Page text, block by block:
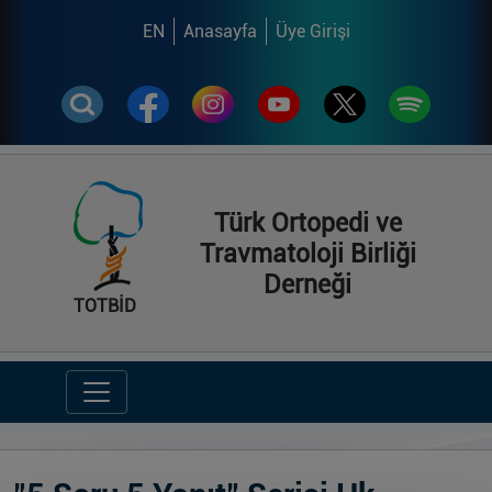
EN Anasayfa Üye Girişi
TOTBİD
Türk Ortopedi ve
Travmatoloji Birliği
Derneği